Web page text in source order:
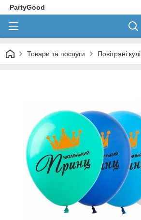
PartyGood
Товари та послуги Повітряні кулі